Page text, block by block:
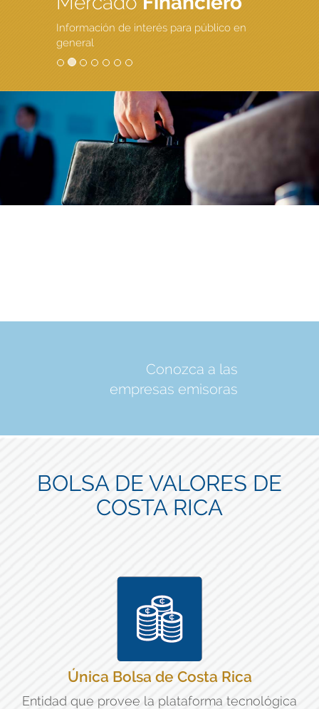
Información de interés para público en
general
Conozca a las
empresas emisoras
BOLSA DE VALORES DE
COSTA RICA
Única Bolsa de Costa Rica
Entidad que provee la plataforma tecnológica